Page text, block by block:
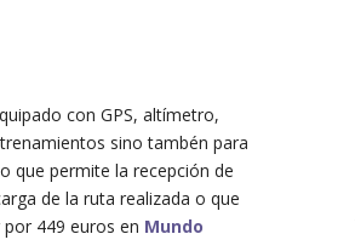
con GPS, altímetro,
sino tambén para
que permite la recepción de
de la ruta realizada o que
449 euros en Mundo